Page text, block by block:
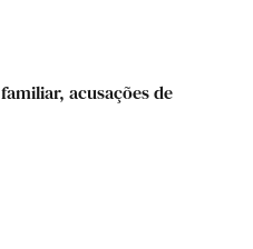
acusações de